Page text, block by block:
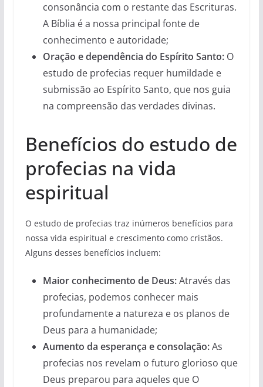
consonância com o restante das Escrituras.
A Bíblia é a nossa principal fonte de
conhecimento e autoridade;
Oração e dependência do Espírito Santo:O
estudo de profecias requer humildade e
submissão ao Espírito Santo, que nos guia
na compreensão das verdades divinas.
Benefícios do estudo de
profecias na vida
espiritual
O estudo de profecias traz inúmeros benefícios para
nossa vida espiritual e crescimento como cristãos.
Alguns desses benefícios incluem:
Maior conhecimento de Deus:Através das
profecias, podemos conhecer mais
profundamente a natureza e os planos de
Deus para a humanidade;
Aumento da esperança e consolação:As
profecias nos revelam o futuro glorioso que
Deus preparou para aqueles que O